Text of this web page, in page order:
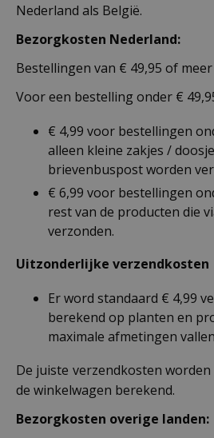
Nederland als België.
Bezorgkosten Nederland:
Bestellingen van € 49,95 of
Voor een bestelling onder €
€ 4,99 voor bestellingen
alleen kleine zakjes /
brievenbuspost worden
€ 6,99 voor bestellingen
rest van de producten die
verzonden.
Uitzonderlijke verzendkosten
Er word standaard € 4,99
berekend op planten en
maximale afmetingen
De juiste verzendkosten
de winkelwagen berekend.
Bezorgkosten overige landen: